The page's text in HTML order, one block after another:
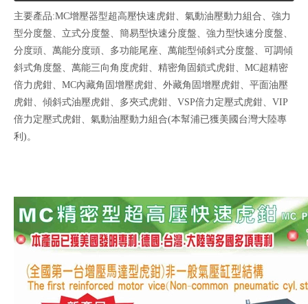
主要產品:MC增壓器型超高壓快速虎鉗、氣動油壓動力組合、強力
型分度盤、立式分度盤、簡易型快速分度盤、強力型快速分度盤、
分度頭、萬能分度頭、多功能尾座、萬能型傾斜式分度盤、可調傾
斜式角度盤、萬能三向角度虎鉗、精密角固鎖式虎鉗、MC超精密
倍力虎鉗、MC內藏角固增壓虎鉗、外藏角固增壓虎鉗、平面油壓
虎鉗、傾斜式油壓虎鉗、多夾式虎鉗、VSP倍力定壓式虎鉗、VIP
倍力定壓式虎鉗、氣動油壓動力組合(本幫浦已獲美國台灣大陸專
利)。